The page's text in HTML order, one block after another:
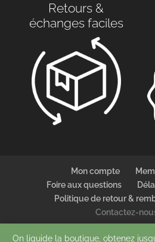
On liquide la boutique, obtenez
Retours &
échanges faciles
Mon compte
Foire aux questions
Politique de retour &
Contactez-